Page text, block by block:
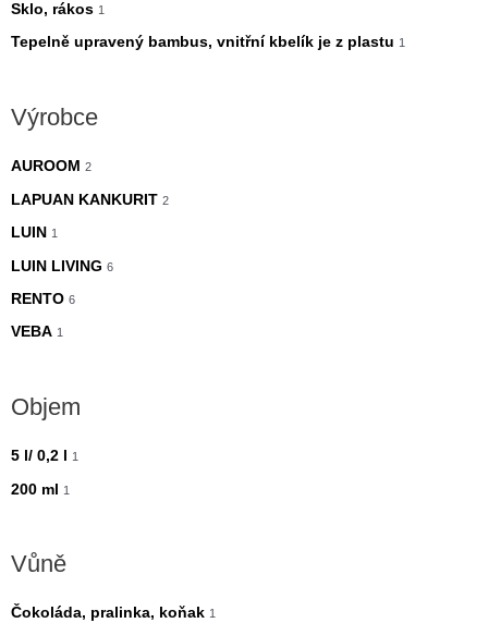
Sklo, rákos 1
Tepelně upravený bambus, vnitřní kbelík je z plastu 1
Výrobce
AUROOM 2
LAPUAN KANKURIT 2
LUIN 1
LUIN LIVING 6
RENTO 6
VEBA 1
Objem
5 l/ 0,2 l 1
200 ml 1
Vůně
Čokoláda, pralinka, koňak 1